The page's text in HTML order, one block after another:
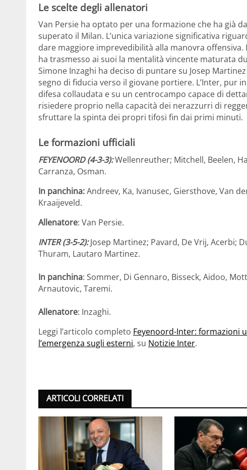
Le scelte degli allenatori
Van Persie ha optato per una formazione che ha già
superato il Milan. L’unica variazione significativa
dare maggiore imprevedibilità alla manovra offensiva.
ha trasmesso ai suoi la mentalità vincente maturata
Simone Inzaghi ha deciso di puntare su Josep
segno di fiducia verso il giovane portiere. L’Inter, pur
difesa collaudata e su un centrocampo capace di
risiedere proprio nella capacità dei nerazzurri di
sfruttare la spinta dei propri tifosi fin dai primi minuti.
Le formazioni ufficiali
FEYENOORD (4-3-3):Wellenreuther; Mitchell, Beelen,
Carranza, Osman.
In panchina:Andreev, Ka, Ivanusec, Giersthove, Van
Kraaijeveld.
Allenatore: Van Persie.
INTER (3-5-2):Josep Martinez; Pavard, De Vrij, Acerbi;
Thuram, Lautaro Martinez.
In panchina: Sommer, Di Gennaro, Bisseck, Aidoo,
Arnautovic, Taremi.
Allenatore: Inzaghi.
Leggi l’articolo completo Feyenoord-Inter: formazioni
l’emergenza sugli esterni, su Notizie Inter.
ARTICOLI CORRELATI